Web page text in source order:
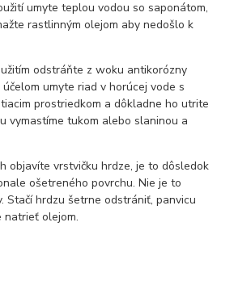
umyte teplou vodou so saponátom,
rastlinným olejom aby nedošlo k
odstráňte z woku antikorózny
umyte riad v horúcej vode s
prostriedkom a dôkladne ho utrite
vymastíme tukom alebo slaninou a
objavíte vrstvičku hrdze, je to dôsledok
ošetreného povrchu. Nie je to
Stačí hrdzu šetrne odstrániť, panvicu
natrieť olejom.